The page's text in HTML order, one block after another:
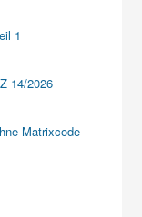
1
14/2026
Matrixcode